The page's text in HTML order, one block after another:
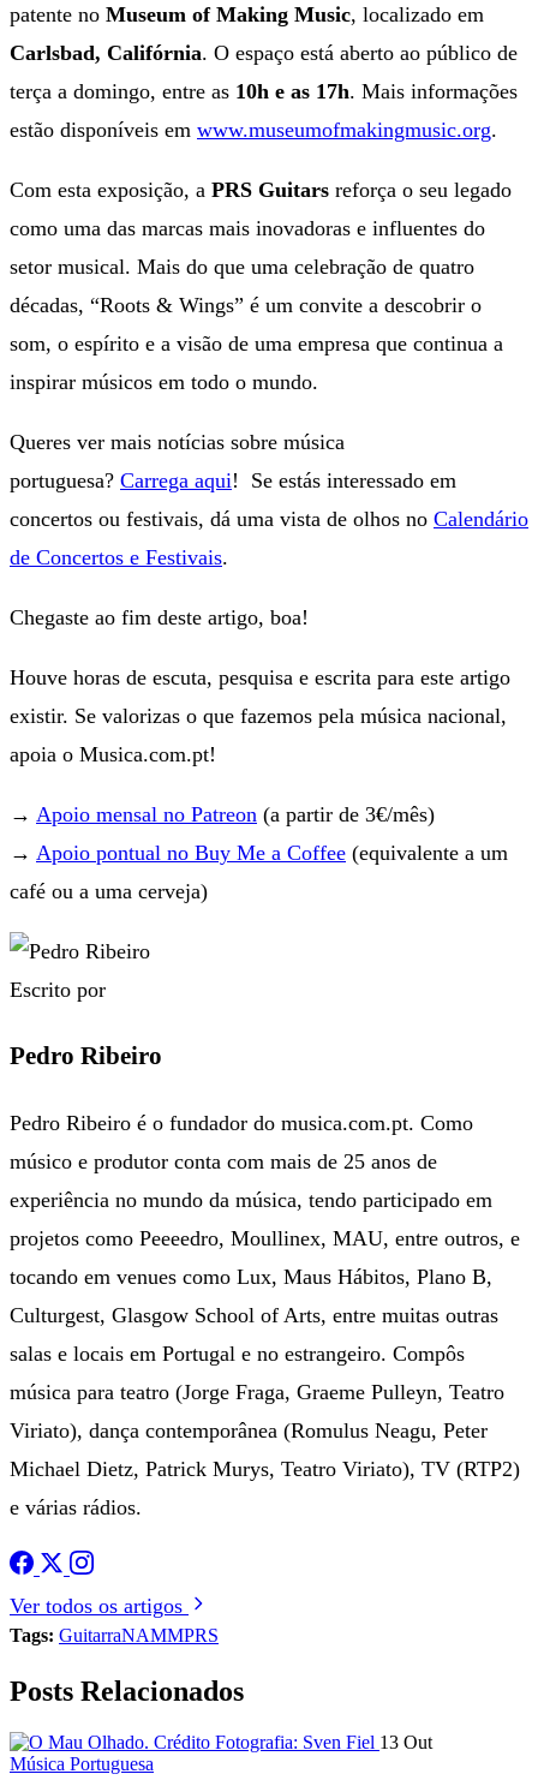
patente no Museum of Making Music, localizado em
Carlsbad, Califórnia. O espaço está aberto ao público de
terça a domingo, entre as 10h e as 17h. Mais informações
estão disponíveis em www.museumofmakingmusic.org.
Com esta exposição, a PRS Guitars reforça o seu legado
como uma das marcas mais inovadoras e influentes do
setor musical. Mais do que uma celebração de quatro
décadas, “Roots & Wings” é um convite a descobrir o
som, o espírito e a visão de uma empresa que continua a
inspirar músicos em todo o mundo.
Queres ver mais notícias sobre música
portuguesa? Carrega aqui! Se estás interessado em
concertos ou festivais, dá uma vista de olhos no Calendário
de Concertos e Festivais.
Chegaste ao fim deste artigo, boa!
Houve horas de escuta, pesquisa e escrita para este artigo
existir. Se valorizas o que fazemos pela música nacional,
apoia o Musica.com.pt!
→ Apoio mensal no Patreon (a partir de 3€/mês)
→ Apoio pontual no Buy Me a Coffee (equivalente a um
café ou a uma cerveja)
Escrito por
Pedro Ribeiro
Pedro Ribeiro é o fundador do musica.com.pt. Como
músico e produtor conta com mais de 25 anos de
experiência no mundo da música, tendo participado em
projetos como Peeeedro, Moullinex, MAU, entre outros, e
tocando em venues como Lux, Maus Hábitos, Plano B,
Culturgest, Glasgow School of Arts, entre muitas outras
salas e locais em Portugal e no estrangeiro. Compôs
música para teatro (Jorge Fraga, Graeme Pulleyn, Teatro
Viriato), dança contemporânea (Romulus Neagu, Peter
Michael Dietz, Patrick Murys, Teatro Viriato), TV (RTP2)
e várias rádios.
Ver todos os artigos
Tags: GuitarraNAMMPRS
Posts Relacionados
13 Out
Música Portuguesa